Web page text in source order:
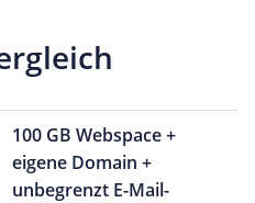
100 GB Webspace +
eigene Domain +
unbegrenzt E-Mail-